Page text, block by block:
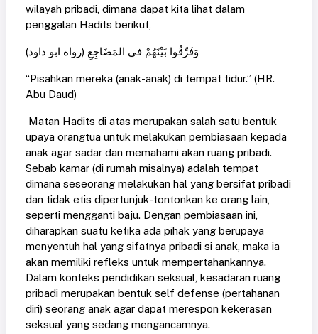
wilayah pribadi, dimana dapat kita lihat dalam
penggalan Hadits berikut,
“Pisahkan mereka (anak-anak) di tempat tidur.” (HR.
Abu Daud)
Matan Hadits di atas merupakan salah satu bentuk
upaya orangtua untuk melakukan pembiasaan kepada
anak agar sadar dan memahami akan ruang pribadi.
Sebab kamar (di rumah misalnya) adalah tempat
dimana seseorang melakukan hal yang bersifat pribadi
dan tidak etis dipertunjuk-tontonkan ke orang lain,
seperti mengganti baju. Dengan pembiasaan ini,
diharapkan suatu ketika ada pihak yang berupaya
menyentuh hal yang sifatnya pribadi si anak, maka ia
akan memiliki refleks untuk mempertahankannya.
Dalam konteks pendidikan seksual, kesadaran ruang
pribadi merupakan bentuk self defense (pertahanan
diri) seorang anak agar dapat merespon kekerasan
seksual yang sedang mengancamnya.